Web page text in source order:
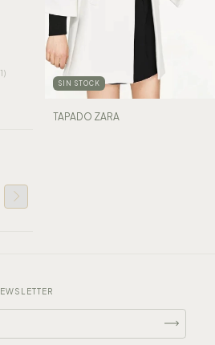
SIN STOCK
TAPADO ZARA